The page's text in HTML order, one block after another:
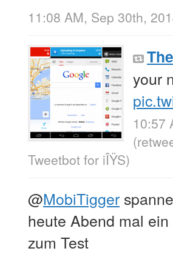
11:08 AM, Sep 30th,
your
10:57
Tweetbot for iÎŸS)
@MobiTigger
heute Abend mal
zum Test